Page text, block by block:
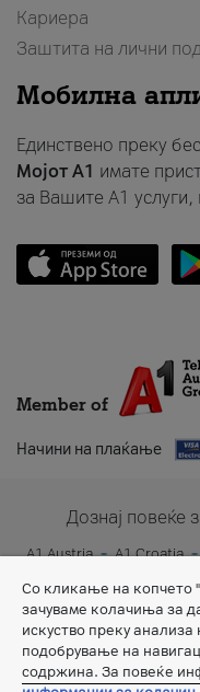
Кариера
Заштита на лични
Мобилна
Единствено преку
Мојот A1 имате
за Вашите A1
Member of
Начини на плаќање
Дознај повеќе
A1 Austria A1 Croatia
Со кликање на копчето
зачуваме колачиња за
искуство преку
подобрување на
содржина. За повеќе